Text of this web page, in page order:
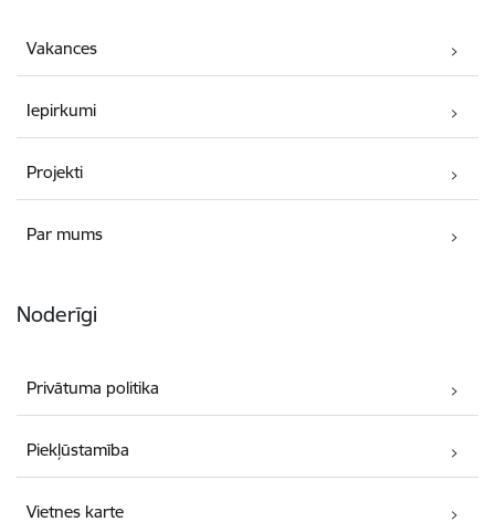
Vakances
Iepirkumi
Projekti
Par mums
Noderīgi
Privātuma politika
Piekļūstamība
Vietnes karte